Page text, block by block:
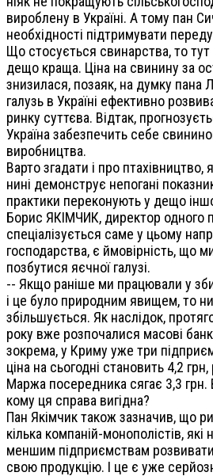
вироблену в Україні. А тому пан
необхідності підтримувати
Що стосується свинарства, то тут
дещо краща. Ціна на свинину за
знизилася, позаяк, на думку пана
галузь в Україні ефективно
ринку суттєва. Відтак,
Україна забезпечить себе
виробництва.
Варто згадати і про птахівництво,
нині демонструє непогані
практики переконують у дещо
Борис ЯКІМЧИК, директор одного
спеціалізується саме у цьому
господарства, є ймовірність, що
позбутися яєчної галузі.
-- Якщо раніше ми працювали у
і це було природним явищем, то
збільшується. Як наслідок,
року вже розпочалися масові
зокрема, у Криму уже три
ціна на сьогодні становить 4,2
Маржа посередника сягає 3,3 грн.
кому ця справа вигідна?
Пан Якімчик також зазначив, що
кілька компаній-монополістів,
меншим підприємствам
свою продукцію. І це є уже